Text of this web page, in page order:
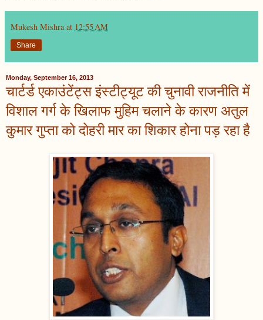
Mukesh Mishra at 12:55 AM
Share
Monday, September 16, 2013
चार्टर्ड एकाउंटेंट्स इंस्टीट्यूट की चुनावी राजनीति में
विशाल गर्ग के खिलाफ मुहिम चलाने के कारण अतुल
कुमार गुप्ता को दोहरी मार का शिकार होना पड़ रहा है